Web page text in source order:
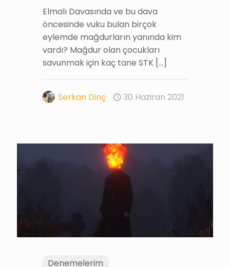
Elmalı Davasında ve bu dava
öncesinde vuku bulan birçok
eylemde mağdurların yanında kim
vardı? Mağdur olan çocukları
savunmak için kaç tane STK […]
Serkan Dinç 30 Haziran 2021
Denemelerim